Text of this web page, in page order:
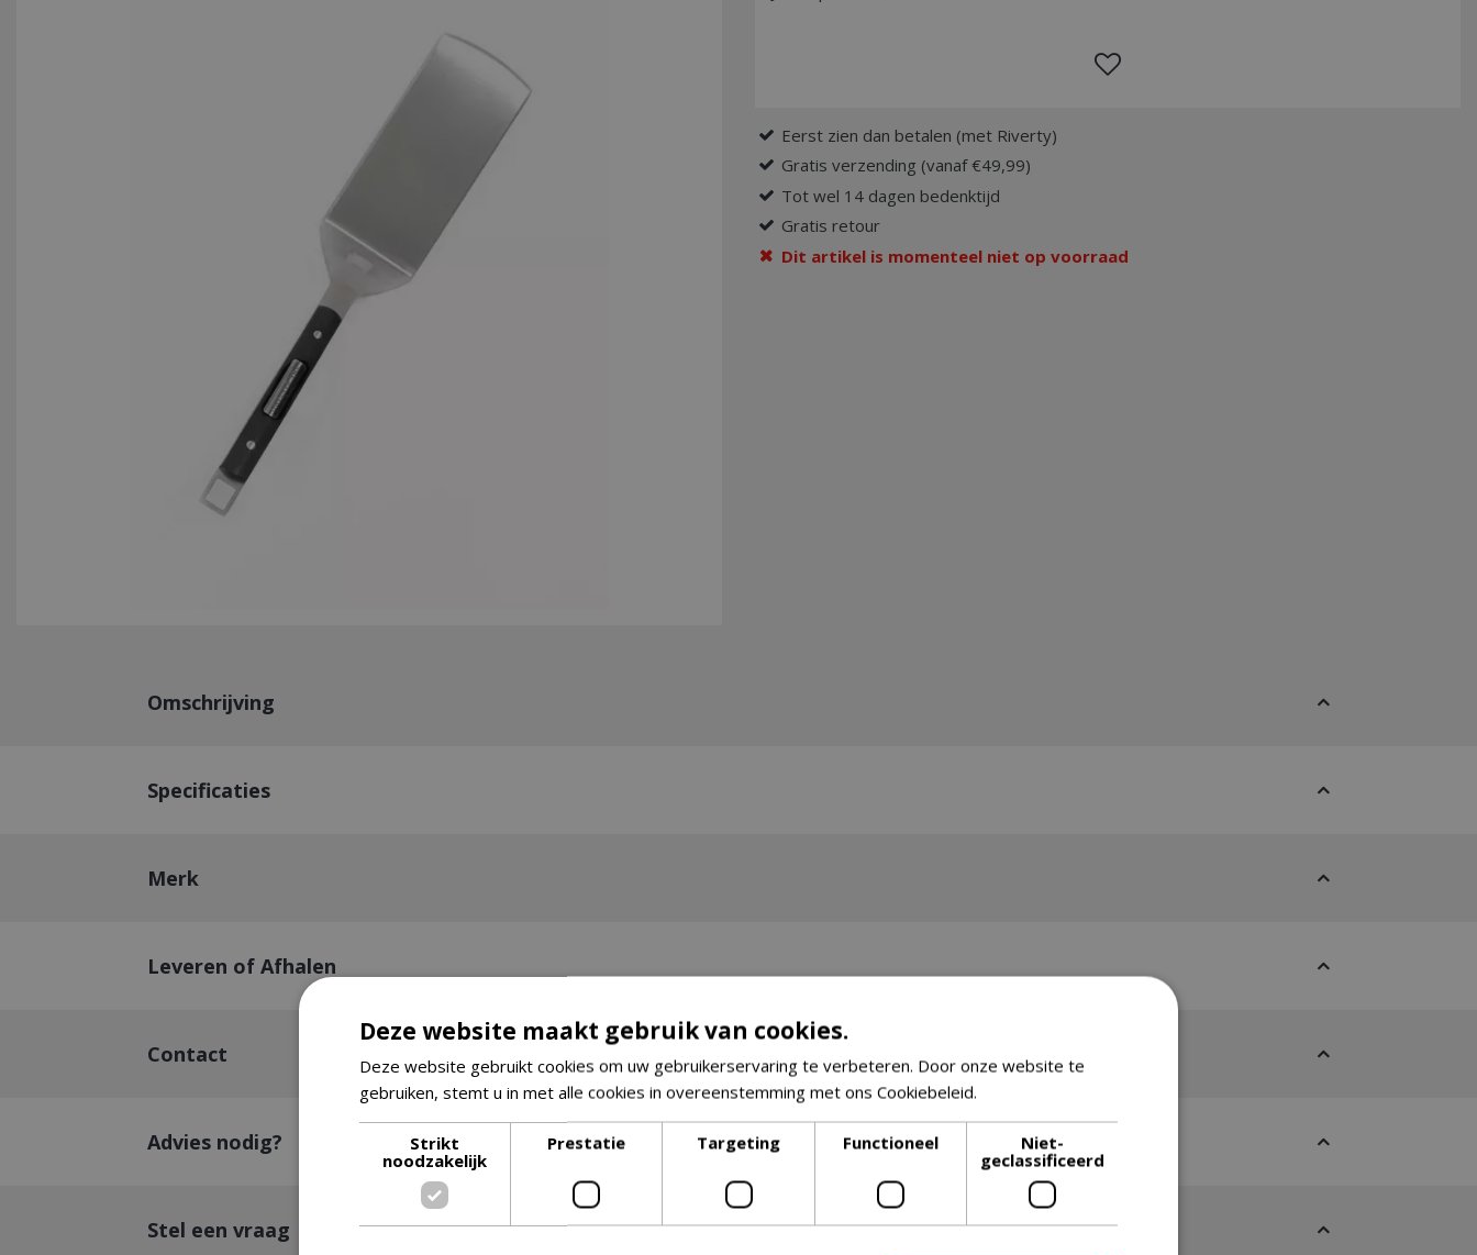
Eerst zien dan betalen (met Riverty)
Gratis verzending (vanaf €49,99)
Tot wel 14 dagen bedenktijd
Gratis retour
Dit artikel is momenteel niet op voorraad
Omschrijving
Specificaties
Merk
Leveren of Afhalen
Contact
Advies nodig?
Stel een vraag
Deze website maakt gebruik van cookies.
Deze website gebruikt cookies om uw gebruikerservaring te verbeteren. Door onze website te
gebruiken, stemt u in met alle cookies in overeenstemming met ons Cookiebeleid.
Strikt
noodzakelijk
Prestatie Targeting Functioneel
Niet-
geclassificeerd